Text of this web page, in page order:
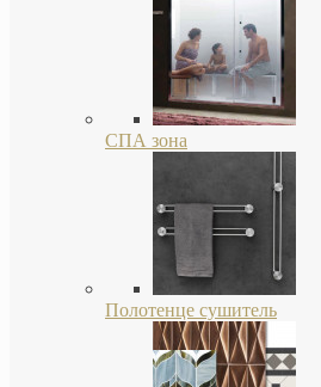
СПА зона
Полотенце сушитель